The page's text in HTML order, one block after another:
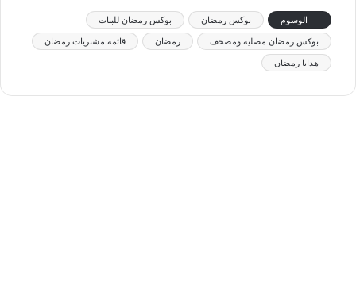
الوسوم بوكس رمضان بوكس رمضان للبنات
بوكس رمضان مصلية ومصحف رمضان قائمة مشتريات رمضان
هدايا رمضان